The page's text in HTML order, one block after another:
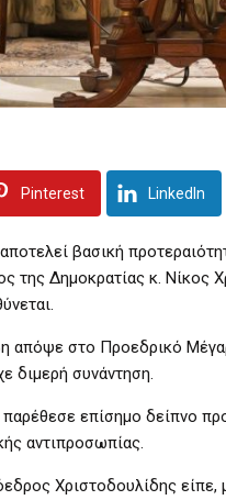
Pinterest LinkedIn
βασική
Δημοκρατίας κ. Νίκος
απόψε στο Προεδρικό
διμερή συνάντηση.
επίσημο δείπνο
αντιπροσωπίας.
Χριστοδουλίδης